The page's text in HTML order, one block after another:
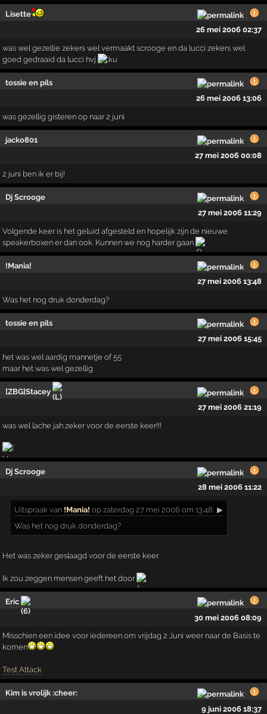
Lisette
26 mei 2006 02:37
was wel gezellie zekers wel vermaakt scrooge en da lucci zekers wel
goed gedraaid da lucci hvj
tossie en pils
26 mei 2006 13:06
was gezellig gisteren op naar 2 juni
jacko801
27 mei 2006 00:08
2 juni ben ik er bij!
Dj Scrooge
27 mei 2006 11:29
Volgende keer is het geluid afgesteld en hopelijk zijn de nieuwe
speakerboxen er dan ook. Kunnen we nog harder gaan
!Mania!
27 mei 2006 13:48
Was het nog druk donderdag?
tossie en pils
27 mei 2006 15:45
het was wel aardig mannetje of 55
maar het was wel gezellig
[ZBG]Stacey
27 mei 2006 21:19
was wel lache jah zeker voor de eerste keer!!!
Dj Scrooge
28 mei 2006 11:22
Uitspraak van !Mania! op zaterdag 27 mei 2006 om 13:48: ▶
Was het nog druk donderdag?
Het was zeker geslaagd voor de eerste keer.
Ik zou zeggen mensen geeft het door
Eric
30 mei 2006 08:09
Misschien een idee voor iedereen om vrijdag 2 Juni weer naar de Basis te
komen
Test Attack
Kim is vrolijk :cheer:
9 juni 2006 18:37